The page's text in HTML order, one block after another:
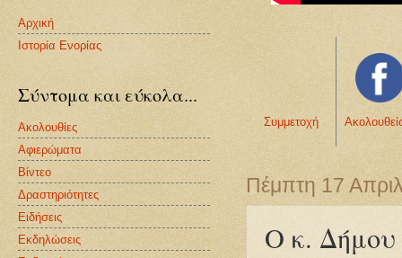
Συμμετοχή
Πέμπτη 17
Ο κ. Δήμου
Αρχική
Ιστορία Ενορίας
Σύντομα και εύκολα...
Ακολουθίες
Αφιερώματα
Βίντεο
Δραστηριότητες
Ειδήσεις
Εκδηλώσεις